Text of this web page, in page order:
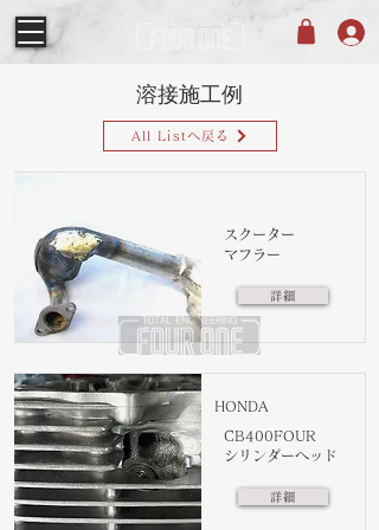
​溶接施工例
All Listへ戻る
スクーター
マフラー
詳細
HONDA
CB400FOUR
シリンダーヘッド
詳細